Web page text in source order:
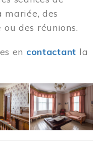
mariée, des
ou des réunions.
en contactant la